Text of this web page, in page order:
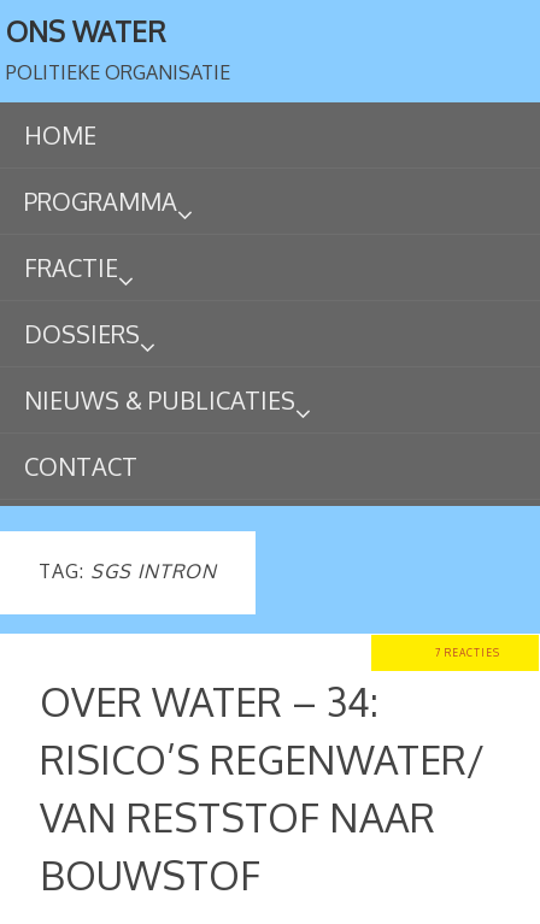
ONS WATER
POLITIEKE ORGANISATIE
HOME
PROGRAMMA
FRACTIE
DOSSIERS
NIEUWS & PUBLICATIES
CONTACT
TAG: SGS INTRON
7 REACTIES
OVER WATER – 34:
RISICO’S REGENWATER/
VAN RESTSTOF NAAR
BOUWSTOF